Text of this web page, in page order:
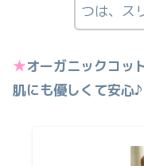
つは、ス
★オーガニックコッ
肌にも優しくて安心♪